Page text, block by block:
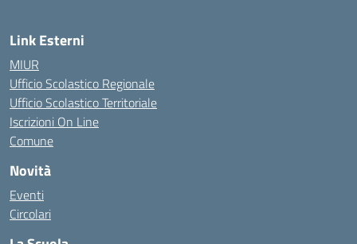
Link Esterni
MIUR
Ufficio Scolastico Regionale
Ufficio Scolastico Territoriale
Iscrizioni On Line
Comune
Novità
Eventi
Circolari